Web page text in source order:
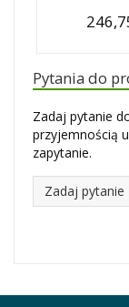
Pytania do
Zadaj pytanie
przyjemnością
zapytanie.
Zadaj pytanie